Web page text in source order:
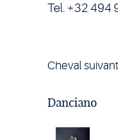
Tel. +32 494
Cheval suivant
cheval
Danciano
Danciano